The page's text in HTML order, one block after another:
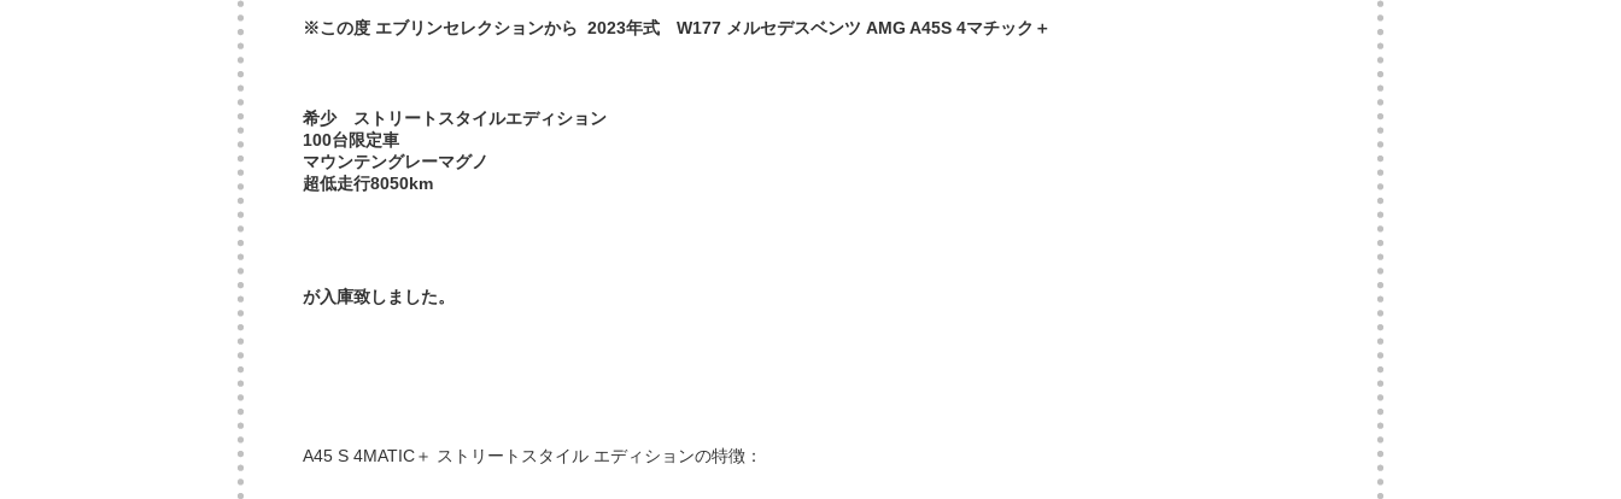
※この度 エブリンセレクションから 2023年式 W177 メルセデスベンツ AMG A45S 4マチック＋
希少 ストリートスタイルエディション
100台限定車
マウンテングレーマグノ
超低走行8050km
が入庫致しました。
A45 S 4MATIC＋ ストリートスタイル エディションの特徴：